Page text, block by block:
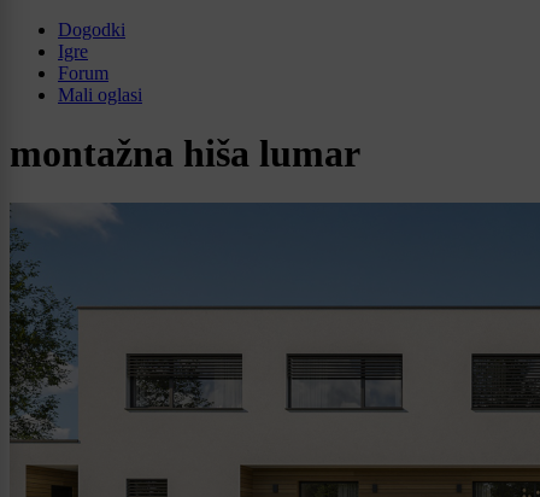
Dogodki
Igre
Forum
Mali oglasi
montažna hiša lumar